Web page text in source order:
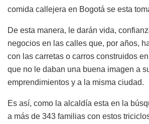
comida callejera en Bogotá se esta
De esta manera, le darán vida,
negocios en las calles que, por años,
con las carretas o carros construidos
que no le daban una buena imagen a
emprendimientos y a la misma ciudad.
Es así, como la alcaldía esta en la
a más de 343 familias con estos